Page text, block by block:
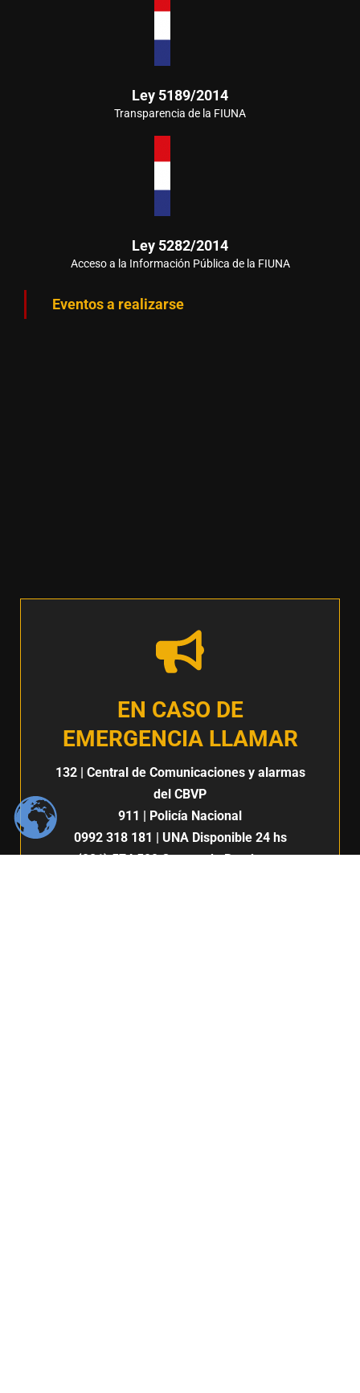
Ley 5189/2014
Transparencia de la FIUNA
Ley 5282/2014
Acceso a la Información Pública de la FIUNA
Eventos a realizarse
EN CASO DE
EMERGENCIA LLAMAR
132| Central de Comunicaciones y alarmas
del CBVP
911
| Policía Nacional
0992 318 181
| UNA Disponible 24 hs
(021) 574 500Cuerpo de Bomberos